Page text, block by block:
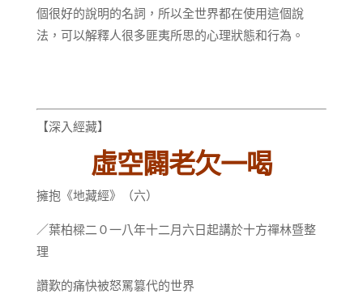
個很好的說明的名詞，所以全世界都在使用這個說
法，可以解釋人很多匪夷所思的心理狀態和行為。
【深入經藏】
虛空闢老欠一喝
擁抱《地藏經》（六）
／葉柏樑二０一八年十二月六日起講於十方禪林暨整
理
讚歎的痛快被怒罵篡代的世界